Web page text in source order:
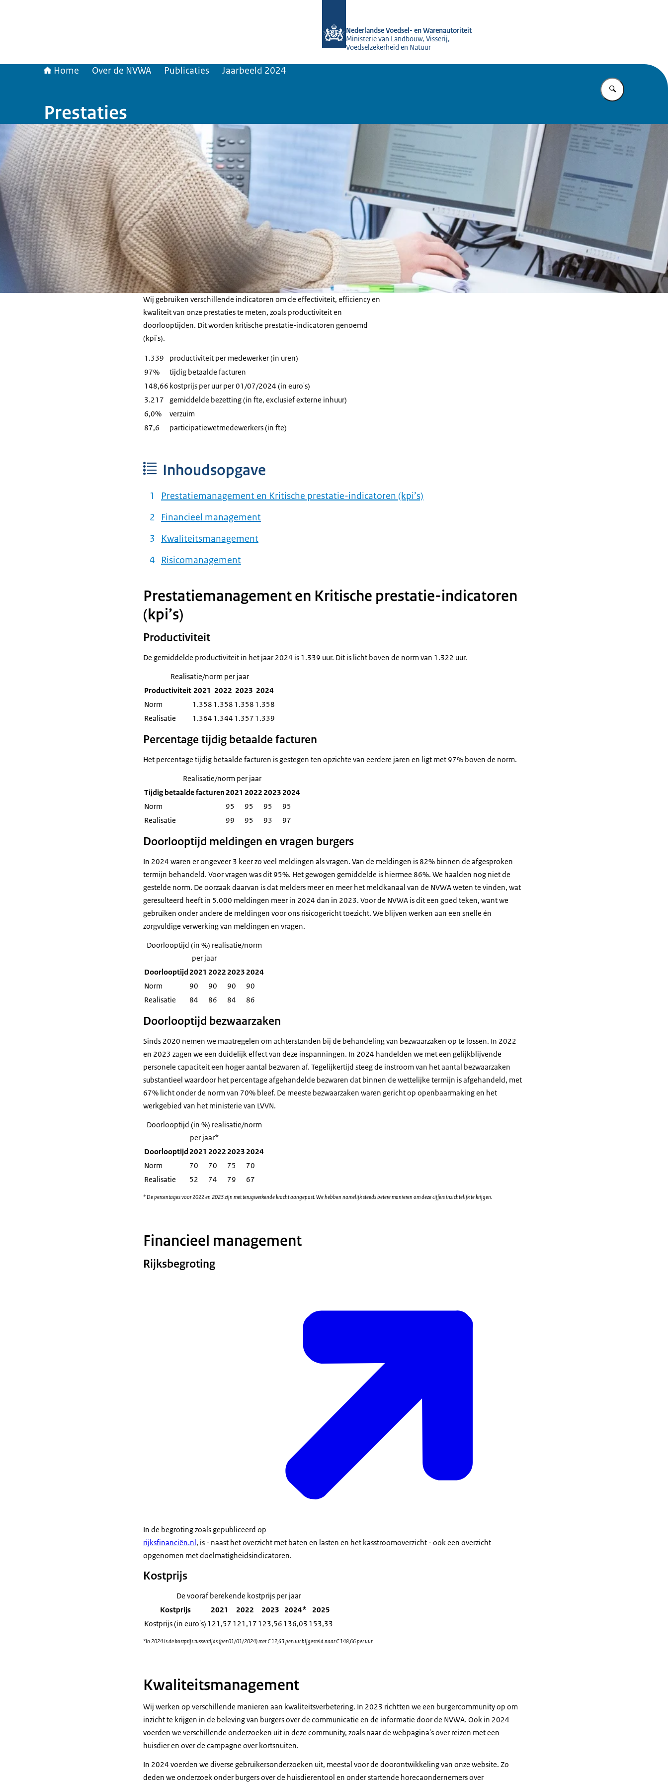
Nederlandse Voedsel- en Warenautoriteit
Ministerie van Landbouw, Visserij,
Voedselzekerheid en Natuur
Home Over de NVWA Publicaties Jaarbeeld 2024
Vul in wat u
Prestaties
Wij gebruiken verschillende indicatoren om de effectiviteit, efficiency en
kwaliteit van onze prestaties te meten, zoals productiviteit en
doorlooptijden. Dit worden kritische prestatie-indicatoren genoemd
(kpi's).
1.339
productiviteit per medewerker (in uren)
97%
tijdig betaalde facturen
148,66 kostprijs per uur per 01/07/2024 (in euro's)
3.217
gemiddelde bezetting (in fte, exclusief externe inhuur)
6,0%
verzuim
87,6
participatiewetmedewerkers (in fte)
Inhoudsopgave
Prestatiemanagement en Kritische prestatie-indicatoren (kpi’s)
Financieel management
Kwaliteitsmanagement
Risicomanagement
Prestatiemanagement en Kritische prestatie-indicatoren
(kpi’s)
Productiviteit
De gemiddelde productiviteit in het jaar 2024 is 1.339 uur. Dit is licht boven de norm van 1.322 uur.
Realisatie/norm per jaar
Productiviteit 2021 2022 2023 2024
Norm
1.358 1.358 1.358 1.358
Realisatie
1.364 1.344 1.357 1.339
Percentage tijdig betaalde facturen
Het percentage tijdig betaalde facturen is gestegen ten opzichte van eerdere jaren en ligt met 97% boven de norm.
Realisatie/norm per jaar
Tijdig betaalde facturen 2021 2022 2023 2024
Norm
95 95 95
95
Realisatie
99 95 93 97
Doorlooptijd meldingen en vragen burgers
In 2024 waren er ongeveer 3 keer zo veel meldingen als vragen. Van de meldingen is 82% binnen de afgesproken
termijn behandeld. Voor vragen was dit 95%. Het gewogen gemiddelde is hiermee 86%. We haalden nog niet de
gestelde norm. De oorzaak daarvan is dat melders meer en meer het meldkanaal van de NVWA weten te vinden, wat
geresulteerd heeft in 5.000 meldingen meer in 2024 dan in 2023. Voor de NVWA is dit een goed teken, want we
gebruiken onder andere de meldingen voor ons risicogericht toezicht. We blijven werken aan een snelle én
zorgvuldige verwerking van meldingen en vragen.
Doorlooptijd (in %) realisatie/norm
per jaar
Doorlooptijd 2021 2022 2023 2024
Norm
90 90 90
90
Realisatie
84 86 84 86
Doorlooptijd bezwaarzaken
Sinds 2020 nemen we maatregelen om achterstanden bij de behandeling van bezwaarzaken op te lossen. In 2022
en 2023 zagen we een duidelijk effect van deze inspanningen. In 2024 handelden we met een gelijkblijvende
personele capaciteit een hoger aantal bezwaren af. Tegelijkertijd steeg de instroom van het aantal bezwaarzaken
substantieel waardoor het percentage afgehandelde bezwaren dat binnen de wettelijke termijn is afgehandeld, met
67% licht onder de norm van 70% bleef. De meeste bezwaarzaken waren gericht op openbaarmaking en het
werkgebied van het ministerie van LVVN.
Doorlooptijd (in %) realisatie/norm
per jaar*
Doorlooptijd 2021 2022 2023 2024
Norm
70 70 75
70
Realisatie
52 74 79 67
* De percentages voor 2022 en 2023 zijn met terugwerkende kracht aangepast. We hebben namelijk steeds betere manieren om deze cijfers inzichtelijk te krijgen.
Financieel management
Rijksbegroting
In de begroting zoals gepubliceerd op
rijksfinanciën.nl, is - naast het overzicht met baten en lasten en het kasstroomoverzicht - ook een overzicht
opgenomen met doelmatigheidsindicatoren.
Kostprijs
De vooraf berekende kostprijs per jaar
Kostprijs
2021 2022 2023 2024*
2025
Kostprijs (in euro's) 121,57 121,17 123,56 136,03 153,33
*In 2024 is de kostprijs tussentijds (per 01/01/2024) met € 12,63 per uur bijgesteld naar € 148,66 per uur
Kwaliteitsmanagement
Wij werken op verschillende manieren aan kwaliteitsverbetering. In 2023 richtten we een burgercommunity op om
inzicht te krijgen in de beleving van burgers over de communicatie en de informatie door de NVWA. Ook in 2024
voerden we verschillende onderzoeken uit in deze community, zoals naar de webpagina's over reizen met een
huisdier en over de campagne over kortsnuiten.
In 2024 voerden we diverse gebruikersonderzoeken uit, meestal voor de doorontwikkeling van onze website. Zo
deden we onderzoek onder burgers over de huisdierentool en onder startende horecaondernemers over